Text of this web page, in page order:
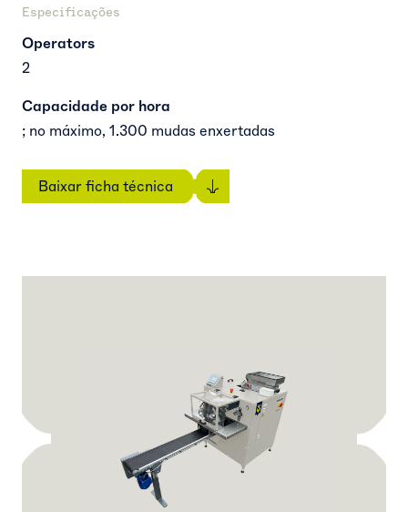
Especificações
Operators
2
Capacidade por hora
; no máximo, 1.300 mudas enxertadas
Baixar ficha técnica